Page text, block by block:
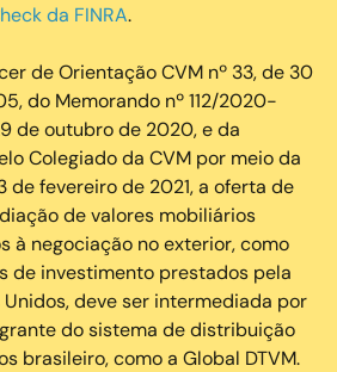
da FINRA.
de Orientação CVM nº 33, de 30
do Memorando nº 112/2020-
de outubro de 2020, e da
Colegiado da CVM por meio da
de fevereiro de 2021, a oferta de
de valores mobiliários
à negociação no exterior, como
de investimento prestados pela
deve ser intermediada por
do sistema de distribuição
brasileiro, como a Global DTVM.